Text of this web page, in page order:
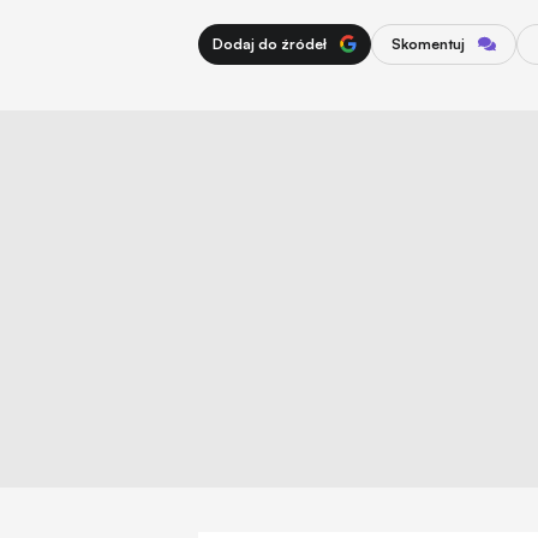
Dodaj do źródeł Skomentuj